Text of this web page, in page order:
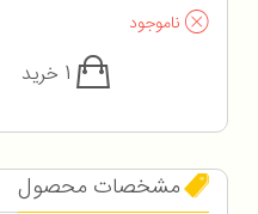
ناموجود
مشخصات محصول